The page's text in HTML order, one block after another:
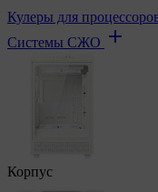
Кулеры для
Системы СЖО
Корпус